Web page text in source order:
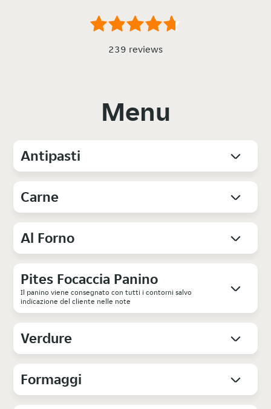
239 reviews
Menu
Antipasti
Carne
Al Forno
Pites Focaccia Panino
Il panino viene consegnato con tutti i contorni salvo
indicazione del cliente nelle note
Verdure
Formaggi